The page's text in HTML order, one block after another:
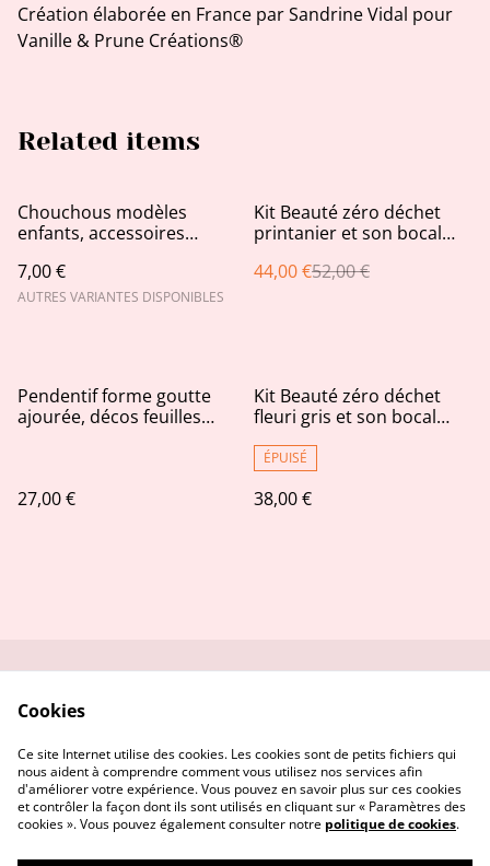
Création élaborée en France par Sandrine Vidal pour
Vanille & Prune Créations®
Related items
Chouchous modèles
enfants, accessoires
7,00 €
AUTRES VARIANTES DISPONIBLES
%
Kit Beauté zéro déchet
printanier et son bocal
44,00 €52,00 €
Pendentif forme goutte
ajourée, décos feuilles
27,00 €
Kit Beauté zéro déchet
fleuri gris et son bocal
ÉPUISÉ
38,00 €
confidentialité
Politique de cookies
Cookies
Ce site Internet utilise des cookies. Les cookies sont de petits fichiers qui
nous aident à comprendre comment vous utilisez nos services afin
d'améliorer votre expérience. Vous pouvez en savoir plus sur ces cookies
et contrôler la façon dont ils sont utilisés en cliquant sur « Paramètres des
cookies ». Vous pouvez également consulter notre politique de cookies.